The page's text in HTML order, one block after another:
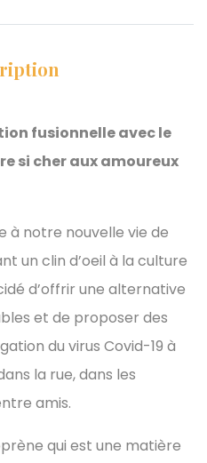
fusionnelle avec le
si cher aux amoureux
à notre nouvelle vie de
un clin d’oeil à la culture
d’offrir une alternative
et de proposer des
du virus Covid-19 à
la rue, dans les
amis.
qui est une matière